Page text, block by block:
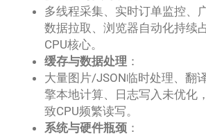
多线程采集、实时订单监控、
数据拉取、浏览器自动化持续
CPU核心。
缓存与数据处理 ：
大量图片/JSON临时处理、翻
擎本地计算、日志写入未优化
致CPU频繁读写。
系统与硬件瓶颈 ：